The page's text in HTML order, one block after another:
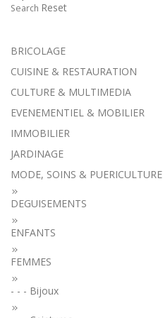
Search Reset
BRICOLAGE
CUISINE & RESTAURATION
CULTURE & MULTIMEDIA
EVENEMENTIEL & MOBILIER
IMMOBILIER
JARDINAGE
MODE, SOINS & PUERICULTURE
DEGUISEMENTS
ENFANTS
FEMMES
- - - Bijoux